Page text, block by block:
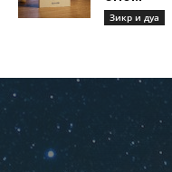
Зикр и дуа